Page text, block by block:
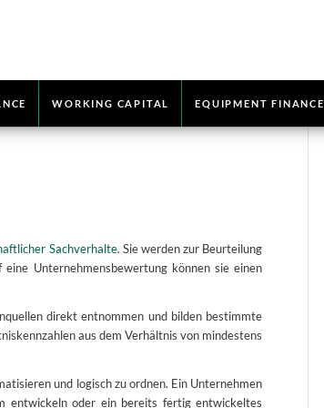
WORKING CAPITAL EQUIPMENT FINANCE
Sachverhalte. Sie werden zur Beurteilung
Unternehmensbewertung können sie einen
direkt entnommen und bilden bestimmte
aus dem Verhältnis von mindestens
und logisch zu ordnen. Ein Unternehmen
entwickeln oder ein bereits fertig entwickeltes